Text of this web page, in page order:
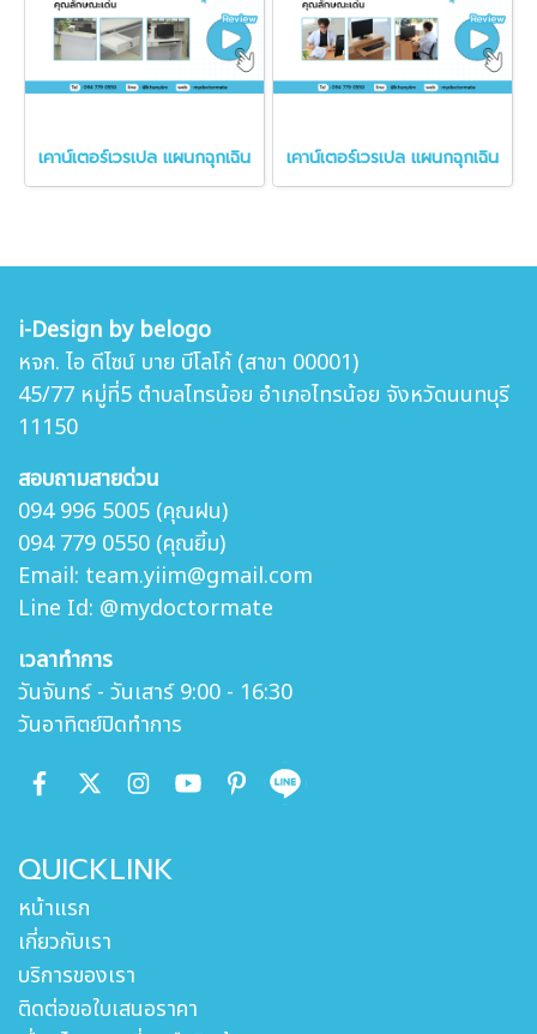
เคาน์เตอร์เวรเปล แผนกฉุกเฉิน เคาน์เตอร์เวรเปล แผนกฉุกเฉิน
i-Design by belogo
หจก. ไอ ดีไซน์ บาย บีโลโก้ (สาขา 00001)
45/77 หมู่ที่5 ตำบลไทรน้อย อำเภอไทรน้อย จังหวัดนนทบุรี
11150
สอบถามสายด่วน
094 996 5005 (คุณฝน)
094 779 0550 (คุณยิ้ม)
Email: team.yiim@gmail.com
Line Id: @mydoctormate
เวลาทำการ
วันจันทร์ - วันเสาร์ 9:00 - 16:30
วันอาทิตย์ปิดทำการ
QUICKLINK
หน้าแรก
เกี่ยวกับเรา
บริการของเรา
ติดต่อขอใบเสนอราคา